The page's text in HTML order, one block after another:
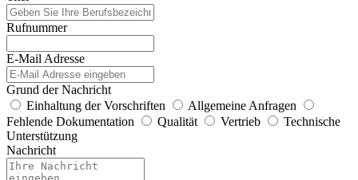
Rufnummer
E-Mail Adresse
Grund der Nachricht
Einhaltung der Vorschriften
Allgemeine Anfragen
Fehlende Dokumentation
Qualität Vertrieb
Technische
Unterstützung
Nachricht